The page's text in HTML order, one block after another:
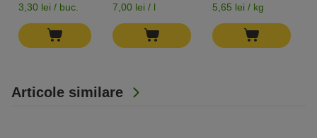
Articole similare
3,30 lei / buc.
7,00 lei / l
5,65 lei / kg